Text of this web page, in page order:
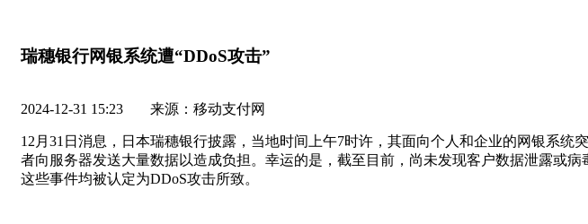
瑞穗银行网银系统遭“DDoS攻击”
2024-12-31 15:23 来源：移动支付网
12月31日消息，日本瑞穗银行披露，当地时间上午7时许，其面向个人和企业的网银系
者向服务器发送大量数据以造成负担。幸运的是，截至目前，尚未发现客户数据泄露或
这些事件均被认定为DDoS攻击所致。